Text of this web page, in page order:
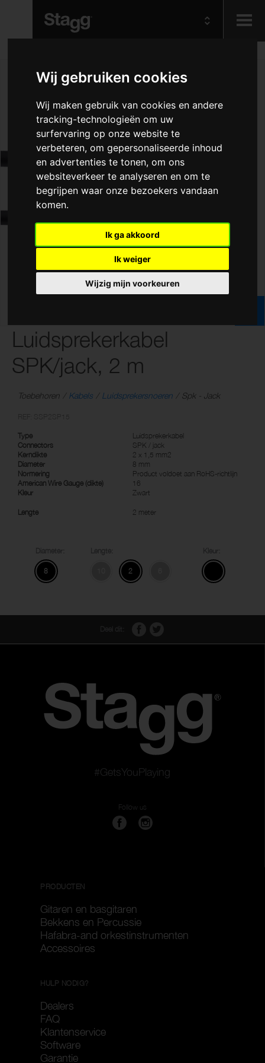
Wij gebruiken cookies
Wij maken gebruik van cookies en andere
tracking-technologieën om uw
surfervaring op onze website te
verbeteren, om gepersonaliseerde inhoud
en advertenties te tonen, om ons
websiteverkeer te analyseren en om te
begrijpen waar onze bezoekers vandaan
komen.
Ik ga akkoord
Ik weiger
Wijzig mijn voorkeuren
Audio &
Lighting
Luidsprekerkabel
SPK/jack, 2 m
Toebehoren Kabels Luidsprekersnoeren Spk - Jack
Type
Luidsprekerkabel
Connectors
SPK / jack
Kerndikte
2 x 1,5 mm2
Diameter
8 mm
Normering
Product voldoet aan RoHS-richtlijn
American Wire Gauge (dikte)
16
Kleur
Zwart
Lengte 2 meter
8 2
#GetsYouPlaying
Follow us
PRODUCTEN
Gitaren en basgitaren
Bekkens en Percussie
Hafabra-and orkestinstrumenten
Accessoires
HULP NODIG?
Dealers
FAQ
Klantenservice
Software
Garantie